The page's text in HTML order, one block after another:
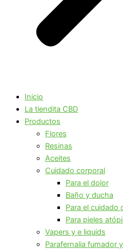
Inicio
La tiendita CBD
Productos
Flores
Resinas
Aceites
Cuidado corporal
Para el dolor
Baño y ducha
Para el cuidado
Para pieles
Vapers y e liquids
Parafernalia fumador